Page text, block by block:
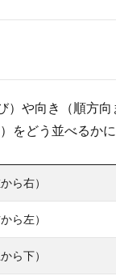
や向き（順方向
をどう並べるか
ら右）
ら左）
ら下）